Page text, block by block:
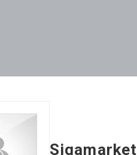
Sigamarket